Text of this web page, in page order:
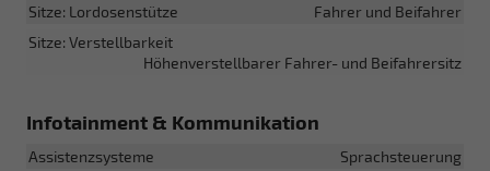
Sitze: Lordosenstütze
Fahrer und Beifahrer
Sitze: Verstellbarkeit
Höhenverstellbarer Fahrer- und Beifahrersitz
Infotainment & Kommunikation
Assistenzsysteme
Sprachsteuerung